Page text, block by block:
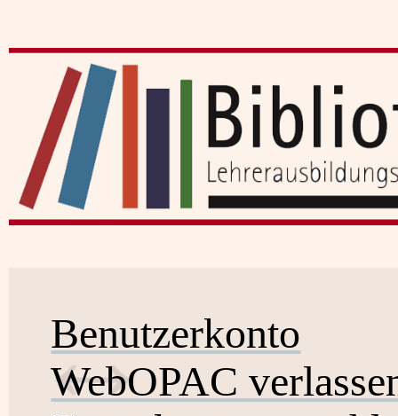
Benutzerkonto
WebOPAC